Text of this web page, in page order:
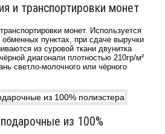
и транспортировки монет
монет. Используется
обменных пунктах, при сдаче выручки
из суровой ткани двунитка
диагонали плотностью 210гр/м²
светло-молочного или чёрного
из 100%